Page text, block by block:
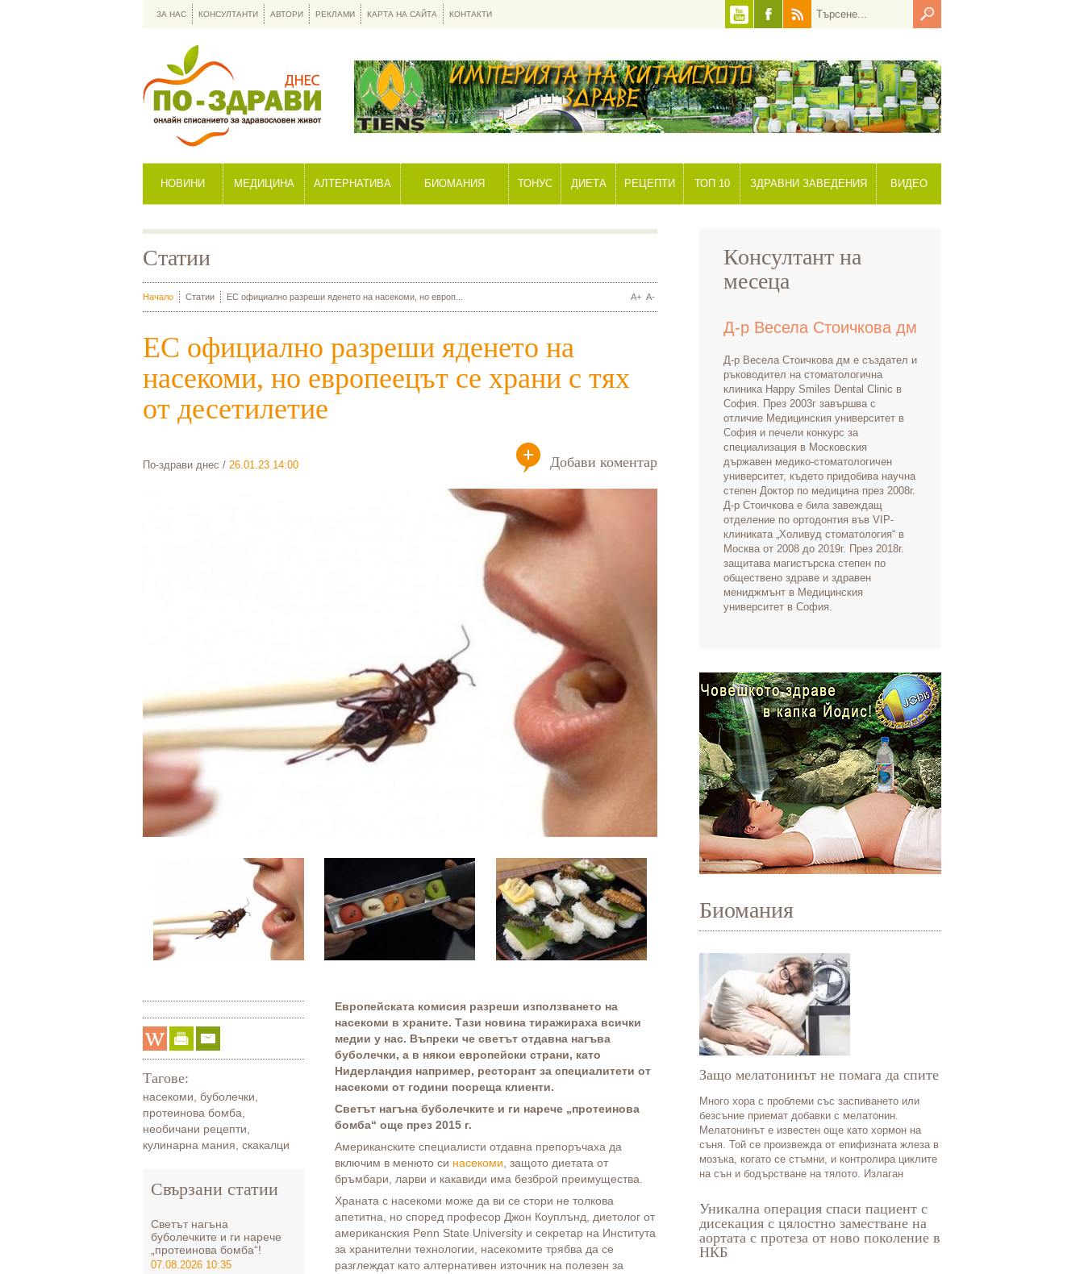
НОВИНИ МЕДИЦИНА АЛТЕРНАТИВА БИОМАНИЯ ТОНУС ДИЕТА РЕЦЕПТИ ТОП 10 ЗДРАВНИ ЗАВЕДЕНИЯ ВИДЕО
ЗА НАС КОНСУЛТАНТИ АВТОРИ РЕКЛАМИ КАРТА НА САЙТА КОНТАКТИ
Статии
Начало Статии ЕС официално разреши яденето на насекоми, но европ... A+ A-
ЕС официално разреши яденето на
насекоми, но европеецът се храни с тях
от десетилетие
По-здрави днес / 26.01.23 14:00 Добави коментар
Европейската комисия разреши използването на
насекоми в храните. Тази новина тиражираха всички
медии у нас. Въпреки че светът отдавна нагъва
буболечки, а в някои европейски страни, като
Нидерландия например, ресторант за специалитети от
насекоми от години посреща клиенти.
Светът нагъна буболечките и ги нарече „протеинова
бомба“ още през 2015 г.
Американските специалисти отдавна препоръчаха да
включим в менюто си насекоми , защото диетата от
бръмбари, ларви и какавиди има безброй преимущества.
Храната с насекоми може да ви се стори не толкова
апетитна, но според професор Джон Коуплънд, диетолог от
американския Penn State University и секретар на Института
за хранителни технологии, насекомите трябва да се
разглеждат като алтернативен източник на полезен за
Тагове:
насекоми буболечки
протеинова бомба
необичани рецепти
кулинарна мания скакалци
Свързани статии
Светът нагъна
буболечките и ги нарече
„протеинова бомба“!
07.08.2026 10:35
Консултант на
месеца
Д-р Весела Стоичкова дм
Д-р Весела Стоичкова дм е създател и
ръководител на стоматологична
клиника Happy Smiles Dental Clinic в
София. През 2003г завършва с
отличие Медицинския университет в
София и печели конкурс за
специализация в Московския
държавен медико-стоматологичен
университет, където придобива научна
степен Доктор по медицина през 2008г.
Д-р Стоичкова е била завеждащ
отделение по ортодонтия във VIP-
клиниката „Холивуд стоматология“ в
Москва от 2008 до 2019г. През 2018г.
защитава магистърска степен по
обществено здраве и здравен
мениджмънт в Медицинския
университет в София.
Биомания
Защо мелатонинът не помага да спите
Много хора с проблеми със заспиването или
безсъние приемат добавки с мелатонин.
Мелатонинът е известен още като хормон на
съня. Той се произвежда от епифизната жлеза в
мозъка, когато се стъмни, и контролира циклите
на сън и бодърстване на тялото. Излаган
Уникална операция спаси пациент с
дисекация с цялостно заместване на
аортата с протеза от ново поколение в
НКБ